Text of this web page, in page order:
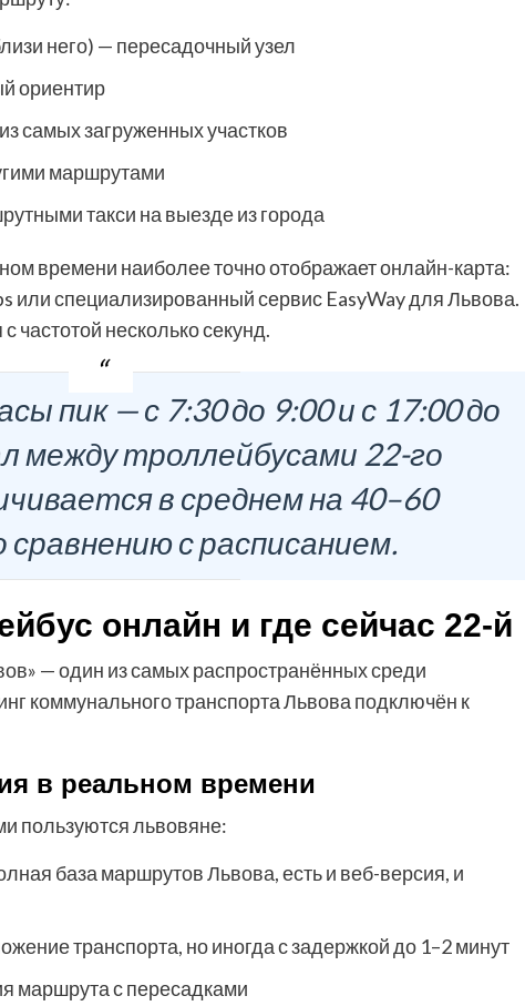
него) — пересадочный узел
ориентир
самых загруженных участков
маршрутами
такси на выезде из города
времени наиболее точно отображает онлайн-карта:
или специализированный сервис EasyWay для Львова.
несколько секунд.
пик — с 7:30 до 9:00 и с 17:00 до
между троллейбусами 22-го
в среднем на 40–60
с расписанием.
онлайн и где сейчас 22-й
— один из самых распространённых среди
коммунального транспорта Львова подключён к
в реальном времени
пользуются львовяне:
база маршрутов Львова, есть и веб-версия, и
транспорта, но иногда с задержкой до 1–2 минут
маршрута с пересадками